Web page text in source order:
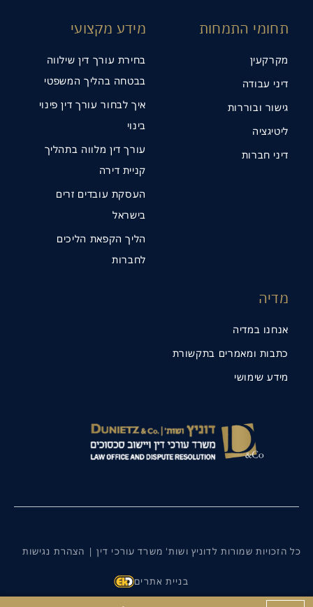
תחומי התמחות
מקרקעין
דיני עבודה
גישור ובוררות
ליטיגציה
דיני חברות
מידע מקצועי
בחירת עורך דין שילווה
בבטחה בהליך המשפטי
איך לבחור עורך דין פינוי
בינוי
עורך דין מלווה בתהליך
קניית דירה
העסקת עובדים זרים
בישראל
הליך הקפאת הליכים
לחברות
מדיה
אנחנו במדיה
כתבות ומאמרים בתקשורת
מידע שימושי
כל הזכויות שמורות לדוניץ ושות' משרד עורכי דין | הצהרת נגישות
בניית אתרים